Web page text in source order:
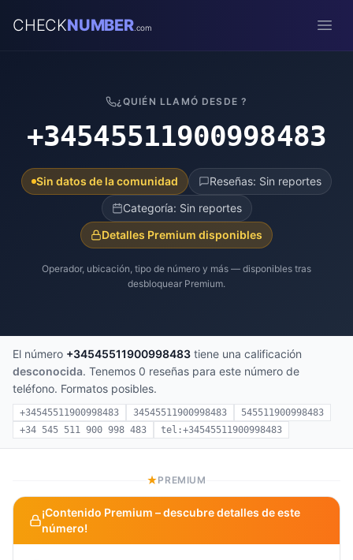
CHECKNUMBER.com
¿QUIÉN LLAMÓ DESDE ?
+34545511900998483
Sin datos de la comunidad
Reseñas: Sin reportes
Categoría: Sin reportes
Detalles Premium disponibles
Operador, ubicación, tipo de número y más — disponibles tras
desbloquear Premium.
El número +34545511900998483 tiene una calificación
desconocida. Tenemos 0 reseñas para este número de
teléfono. Formatos posibles.
+34545511900998483 34545511900998483
545511900998483
+34 545 511 900 998 483
tel:+34545511900998483
PREMIUM
¡Contenido Premium – descubre detalles de este
número!